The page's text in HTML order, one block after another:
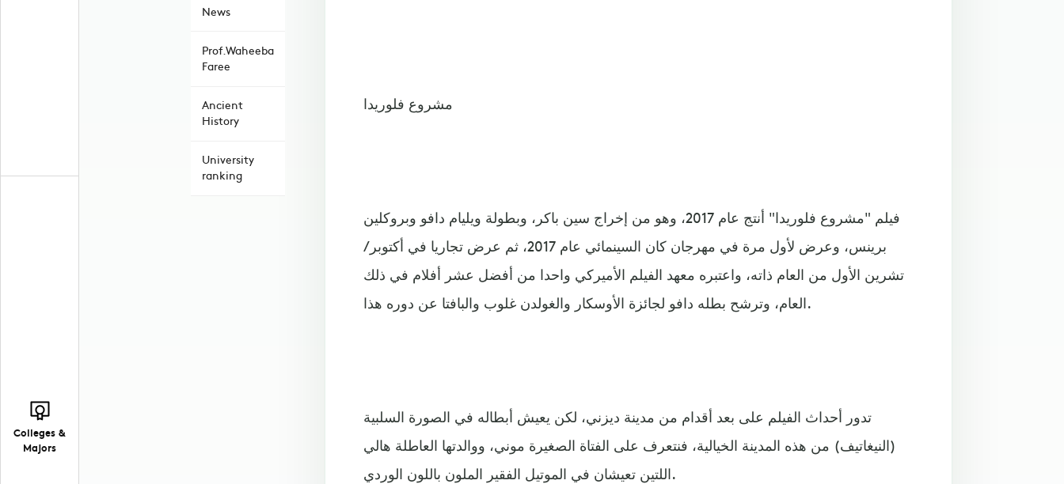
Colleges &
Majors
News
Prof.Waheeba
Faree
Ancient
History
University
ranking
مشروع فلوريدا
فيلم "مشروع فلوريدا" أنتج عام 2017، وهو من إخراج سين باكر، وبطولة ويليام دافو وبروكلين
برينس، وعرض لأول مرة في مهرجان كان السينمائي عام 2017، ثم عرض تجاريا في أكتوبر/
تشرين الأول من العام ذاته، واعتبره معهد الفيلم الأميركي واحدا من أفضل عشر أفلام في ذلك
العام، وترشح بطله دافو لجائزة الأوسكار والغولدن غلوب والبافتا عن دوره هذا.
تدور أحداث الفيلم على بعد أقدام من مدينة ديزني، لكن يعيش أبطاله في الصورة السلبية
(النيغاتيف) من هذه المدينة الخيالية، فنتعرف على الفتاة الصغيرة موني، ووالدتها العاطلة هالي
اللتين تعيشان في الموتيل الفقير الملون باللون الوردي.